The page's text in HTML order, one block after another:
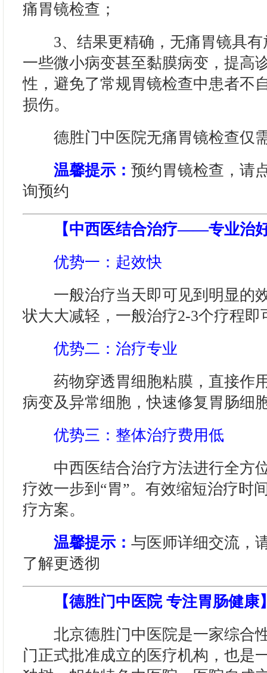
痛胃镜检查；
3、结果更精确，无痛胃镜具有
一些微小病变甚至黏膜病变，提高
性，避免了常规胃镜检查中患者不
损伤。
德胜门中医院无痛胃镜检查仅
温馨提示： 预约胃镜检查，请
询预约
【中西医结合治疗——专业治
优势一：起效快
一般治疗当天即可见到明显的
状大大减轻，一般治疗2-3个疗程即
优势二：治疗专业
药物穿透胃细胞粘膜，直接作
病变及异常细胞，快速修复胃肠细
优势三：整体治疗费用低
中西医结合治疗方法进行全方
疗效一步到“胃”。有效缩短治疗时
疗方案。
温馨提示： 与医师详细交流，
了解更透彻
【德胜门中医院 专注胃肠健康
北京德胜门中医院是一家综合
门正式批准成立的医疗机构，也是